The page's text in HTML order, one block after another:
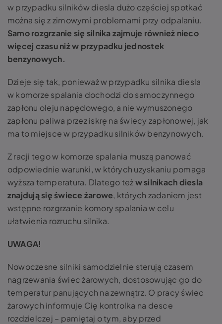
w przypadku silników diesla dużo częściej spotkać
można się z zimowymi problemami przy odpalaniu.
Samo rozgrzanie się silnika zajmuje również nieco
więcej czasu niż w przypadku jednostek
benzynowych.
Dzieje się tak, ponieważ w przypadku silnika diesla
w komorze spalania dochodzi do samoczynnego
zapłonu oleju napędowego, a nie wymuszonego
zapłonu paliwa przez iskrę na świecy zapłonowej, jak
ma to miejsce w przypadku silników benzynowych.
Z racji tego w komorze spalania muszą panować
odpowiednie warunki, w których uzyskaniu pomaga
wyższa temperatura. Dlatego teżw silnikach diesla
znajdują się świece żarowe, których zadaniem jest
wstępne rozgrzanie komory spalania w celu
ułatwienia rozruchu silnika.
UWAGA!
Nowoczesne silniki samodzielnie sterują czasem
nagrzewania świec żarowych, dostosowując go do
temperatur panujących na zewnątrz. O pracy świec
żarowych informuje Cię kontrolka na desce
rozdzielczej – pamiętaj o tym, aby przed